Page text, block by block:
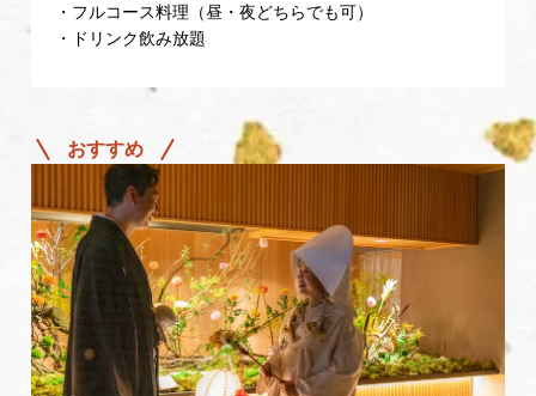
・フルコース料理（昼・夜どちらでも可）
・ドリンク飲み放題
おすすめ